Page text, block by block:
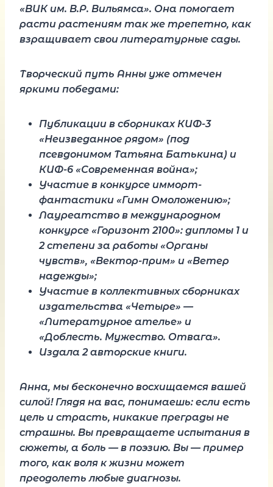
«ВИК им. В.Р. Вильямса». Она помогает
расти растениям так же трепетно, как
взращивает свои литературные сады.
Творческий путь Анны уже отмечен
яркими победами:
Публикации в сборниках КИФ-3
«Неизведанное рядом» (под
псевдонимом Татьяна Батькина) и
КИФ-6 «Современная война»;
Участие в конкурсе имморт-
фантастики «Гимн Омоложению»;
Лауреатство в международном
конкурсе «Горизонт 2100»: дипломы 1 и
2 степени за работы «Органы
чувств», «Вектор-прим» и «Ветер
надежды»;
Участие в коллективных сборниках
издательства «Четыре» —
«Литературное ателье» и
«Доблесть. Мужество. Отвага».
Издала 2 авторские книги.
Анна, мы бесконечно восхищаемся вашей
силой! Глядя на вас, понимаешь: если есть
цель и страсть, никакие преграды не
страшны. Вы превращаете испытания в
сюжеты, а боль — в поэзию. Вы — пример
того, как воля к жизни может
преодолеть любые диагнозы.